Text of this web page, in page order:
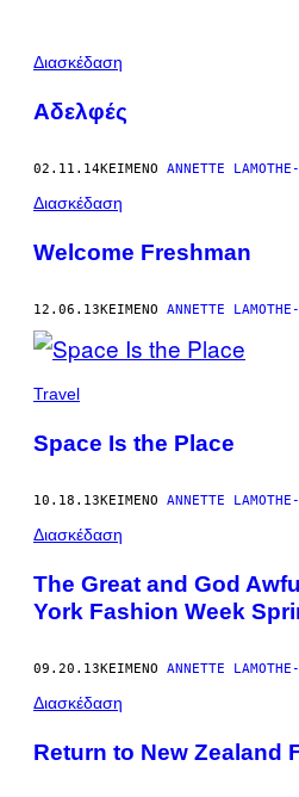
POSTS
BY
THIS
AUTHOR
Διασκέδαση
Αδελφές
02.11.14ΚΕΊΜΕΝΟ ANNETTE LAMOTHE-
Διασκέδαση
Welcome Freshman
12.06.13ΚΕΊΜΕΝΟ ANNETTE LAMOTHE-
Travel
Space Is the Place
10.18.13ΚΕΊΜΕΝΟ ANNETTE LAMOTHE-
Διασκέδαση
The Great and God
York Fashion Week
09.20.13ΚΕΊΜΕΝΟ ANNETTE LAMOTHE-
Διασκέδαση
Return to New Zealand